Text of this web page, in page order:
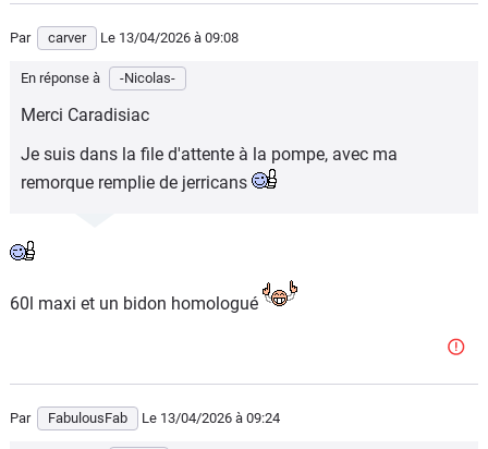
Par carver Le 13/04/2026 à 09:08
En réponse à -Nicolas-
Merci Caradisiac
Je suis dans la file d'attente à la pompe, avec ma
remorque remplie de jerricans
60l maxi et un bidon homologué
Par FabulousFab Le 13/04/2026 à 09:24